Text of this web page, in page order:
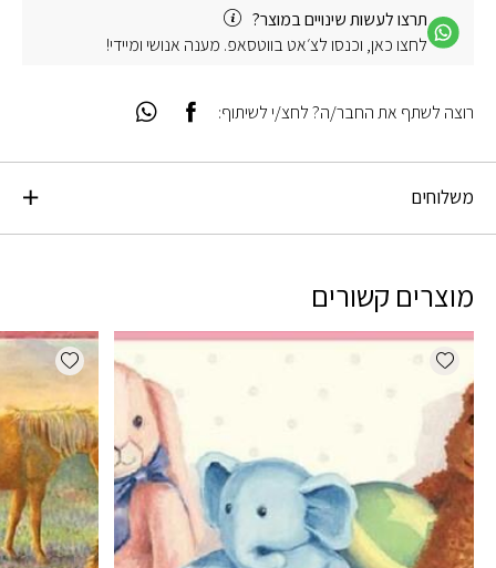
תרצו לעשות שינויים במוצר?
לחצו כאן, וכנסו לצ׳אט בווטסאפ. מענה אנושי ומיידי!
משלוחים
רוצה לשתף את החבר/ה? לחצ/י לשיתוף:
מוצרים קשורים
Add wishlist
wishlist